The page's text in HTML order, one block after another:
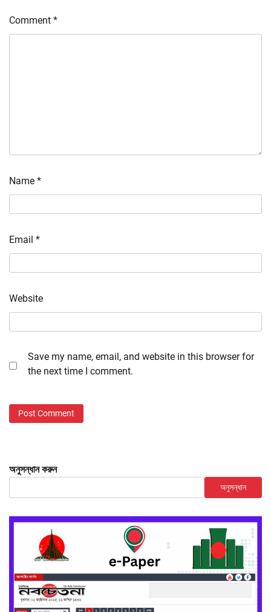
Comment *
Name *
Email *
Website
Save my name, email, and website in this browser for
the next time I comment.
অনুসন্ধান করুন
অনুসন্ধান